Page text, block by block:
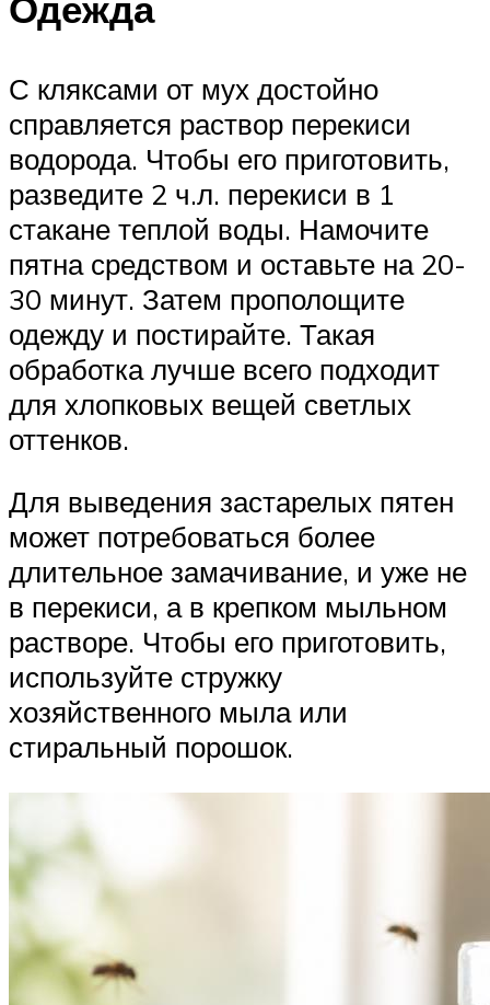
С кляксами от мух достойно
справляется раствор перекиси
водорода. Чтобы его приготовить,
разведите 2 ч.л. перекиси в 1
стакане теплой воды. Намочите
пятна средством и оставьте на 20-
30 минут. Затем прополощите
одежду и постирайте. Такая
обработка лучше всего подходит
для хлопковых вещей светлых
оттенков.
Для выведения застарелых пятен
может потребоваться более
длительное замачивание, и уже не
в перекиси, а в крепком мыльном
растворе. Чтобы его приготовить,
используйте стружку
хозяйственного мыла или
стиральный порошок.